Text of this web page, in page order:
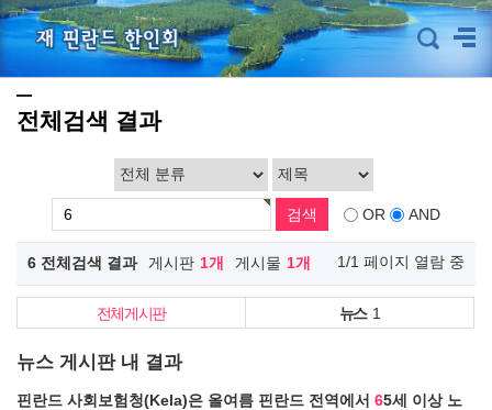
전체검색 결과
OR AND
6 전체검색 결과 게시판 1개 게시물 1개 1/1 페이지 열람 중
전체게시판 뉴스 1
뉴스 게시판 내 결과
핀란드 사회보험청(Kela)은 올여름 핀란드 전역에서 65세 이상 노